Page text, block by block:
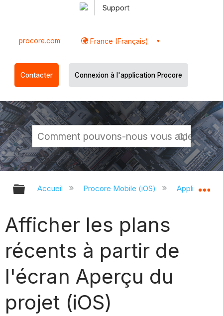
Support
procore.com France (Français)
Contacter Connexion à l'application Procore
Développer/réduire la hiérarchie
Accueil Procore Mobile (iOS) Application
Afficher les plans
récents à partir de
l'écran Aperçu du
projet (iOS)